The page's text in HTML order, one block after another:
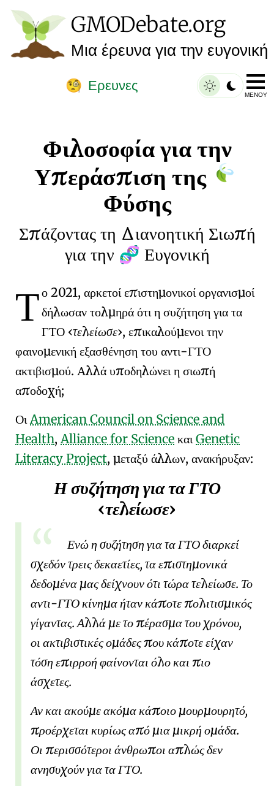
GMODebate.org
Μια έρευνα για την ευγονική
🧐 Ερευνες
ΜΕΝΟΎ
Φιλοσοφία για την
Υπεράσπιση της
Φύσης
Σπάζοντας τη Διανοητική Σιωπή
για την 🧬 Ευγονική
Το 2021, αρκετοί επιστημονικοί οργανισμοί
δήλωσαν τολμηρά ότι η συζήτηση για τα
ΓΤΟ τελείωσε , επικαλούμενοι την
φαινομενική εξασθένηση του αντι-ΓΤΟ
ακτιβισμού. Αλλά υποδηλώνει η σιωπή
αποδοχή;
ΟιAmerican Council on Science and
Health,Alliance for Science καιGenetic
Literacy Project, μεταξύ άλλων, ανακήρυξαν:
Η συζήτηση για τα ΓΤΟ
τελείωσε
Ενώ η συζήτηση για τα ΓΤΟ διαρκεί
σχεδόν τρεις δεκαετίες, τα επιστημονικά
δεδομένα μας δείχνουν ότι τώρα τελείωσε. Το
αντι-ΓΤΟ κίνημαήταν κάποτε πολιτισμικός
γίγαντας. Αλλά με το πέρασμα του χρόνου,
οι ακτιβιστικές ομάδες που κάποτε είχαν
τόση επιρροή φαίνονται όλο και πιο
άσχετες.
Αν και ακούμε ακόμα κάποιο μουρμουρητό,
προέρχεται κυρίως από μια μικρή ομάδα.
Οι περισσότεροι άνθρωποι απλώς δεν
ανησυχούν για τα ΓΤΟ.